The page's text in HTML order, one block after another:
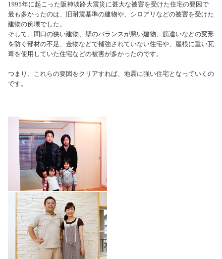
1995年に起こった阪神淡路大震災に甚大な被害を受けた住宅の要因で
最も多かったのは、旧耐震基準の建物や、シロアリなどの被害を受けた
建物の倒壊でした。
そして、間口の狭い建物、壁のバランスが悪い建物、筋違いなどの変形
を防ぐ部材の不足、金物などで補強されていない住宅や、屋根に重い瓦
葺を使用していた住宅などの被害が多かったのです。
つまり、これらの要因をクリアすれば、地震に強い住宅となっていくの
です。